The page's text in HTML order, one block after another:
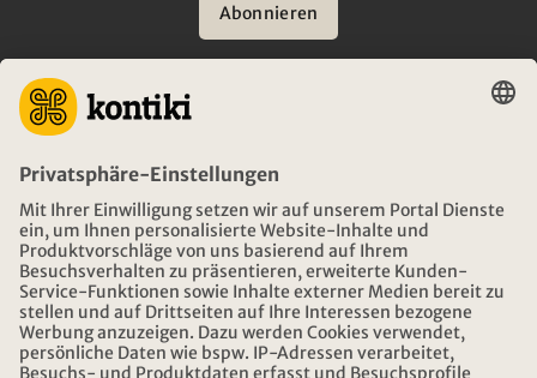
Abonnieren
BERATUNG
NOTFALL AUF REISEN
ÖFFNUNGSZEITEN KONTIKI REISEN
DOWNLOAD UND LINKS
ADRESSE